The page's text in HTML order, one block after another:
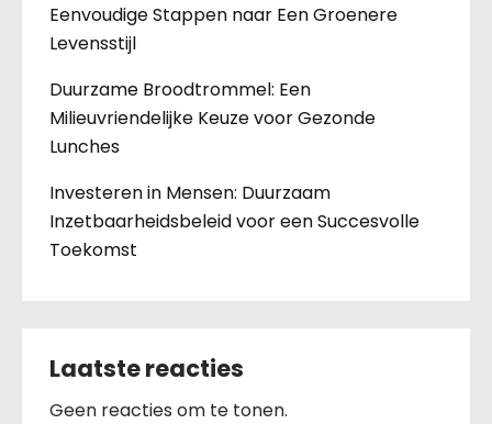
Eenvoudige Stappen naar Een Groenere
Levensstijl
Duurzame Broodtrommel: Een
Milieuvriendelijke Keuze voor Gezonde
Lunches
Investeren in Mensen: Duurzaam
Inzetbaarheidsbeleid voor een Succesvolle
Toekomst
Laatste reacties
Geen reacties om te tonen.